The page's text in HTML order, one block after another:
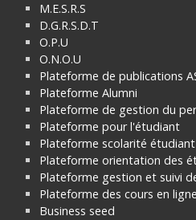
M.E.S.R.S
D.G.R.S.D.T
O.P.U
O.N.O.U
Plateforme de publications
Plateforme Alumni
Plateforme de gestion du
Plateforme pour l'étudiant
Plateforme scolarité étudiant
Plateforme orientation des
Plateforme gestion et suivi
Plateforme des cours en
Business seed